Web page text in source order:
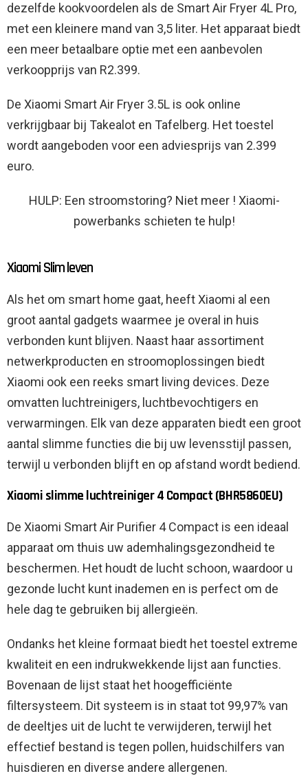
dezelfde kookvoordelen als de Smart Air Fryer 4L Pro,
met een kleinere mand van 3,5 liter. Het apparaat biedt
een meer betaalbare optie met een aanbevolen
verkoopprijs van R2.399.
De Xiaomi Smart Air Fryer 3.5L is ook online
verkrijgbaar bij Takealot en Tafelberg. Het toestel
wordt aangeboden voor een adviesprijs van 2.399
euro.
HULP: Een stroomstoring? Niet meer ! Xiaomi-
powerbanks schieten te hulp!
Xiaomi Slim leven
Als het om smart home gaat, heeft Xiaomi al een
groot aantal gadgets waarmee je overal in huis
verbonden kunt blijven. Naast haar assortiment
netwerkproducten en stroomoplossingen biedt
Xiaomi ook een reeks smart living devices. Deze
omvatten luchtreinigers, luchtbevochtigers en
verwarmingen. Elk van deze apparaten biedt een groot
aantal slimme functies die bij uw levensstijl passen,
terwijl u verbonden blijft en op afstand wordt bediend.
Xiaomi slimme luchtreiniger 4 Compact (BHR5860EU)
De Xiaomi Smart Air Purifier 4 Compact is een ideaal
apparaat om thuis uw ademhalingsgezondheid te
beschermen. Het houdt de lucht schoon, waardoor u
gezonde lucht kunt inademen en is perfect om de
hele dag te gebruiken bij allergieën.
Ondanks het kleine formaat biedt het toestel extreme
kwaliteit en een indrukwekkende lijst aan functies.
Bovenaan de lijst staat het hoogefficiënte
filtersysteem. Dit systeem is in staat tot 99,97% van
de deeltjes uit de lucht te verwijderen, terwijl het
effectief bestand is tegen pollen, huidschilfers van
huisdieren en diverse andere allergenen.